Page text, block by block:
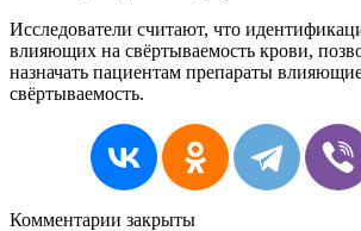
Исследователи считают, что
влияющих на свёртываемость крови,
назначать пациентам препараты
свёртываемость.
Комментарии закрыты